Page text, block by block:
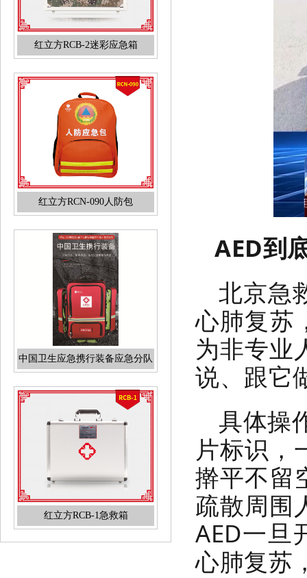
红立方RCN-090人防包
中国卫生应急携行装备应急分队
装备标准及产品参数
红立方RCB-1急救箱
AED到
北京急
心肺复苏
为非专
说、跟它
具体操
片标识，
擀平不留
疏散周围
AED一旦
心肺复苏